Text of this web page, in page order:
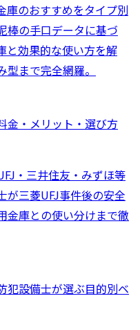
庫のおすすめをタイプ別
棒の手口データに基づ
と効果的な使い方を解
まで完全網羅。
金・メリット・選び方
・三井住友・みずほ等
が三菱UFJ事件後の安全
金庫との使い分けまで徹
犯設備士が選ぶ目的別ベ